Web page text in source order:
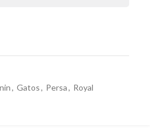
, Gatos, Persa, Royal